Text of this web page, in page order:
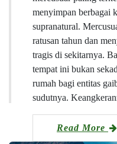
menyimpan berbagai
supranatural.
ratusan tahun dan
tragis di sekitarnya.
tempat ini bukan
rumah bagi entitas
sudutnya.
Read More